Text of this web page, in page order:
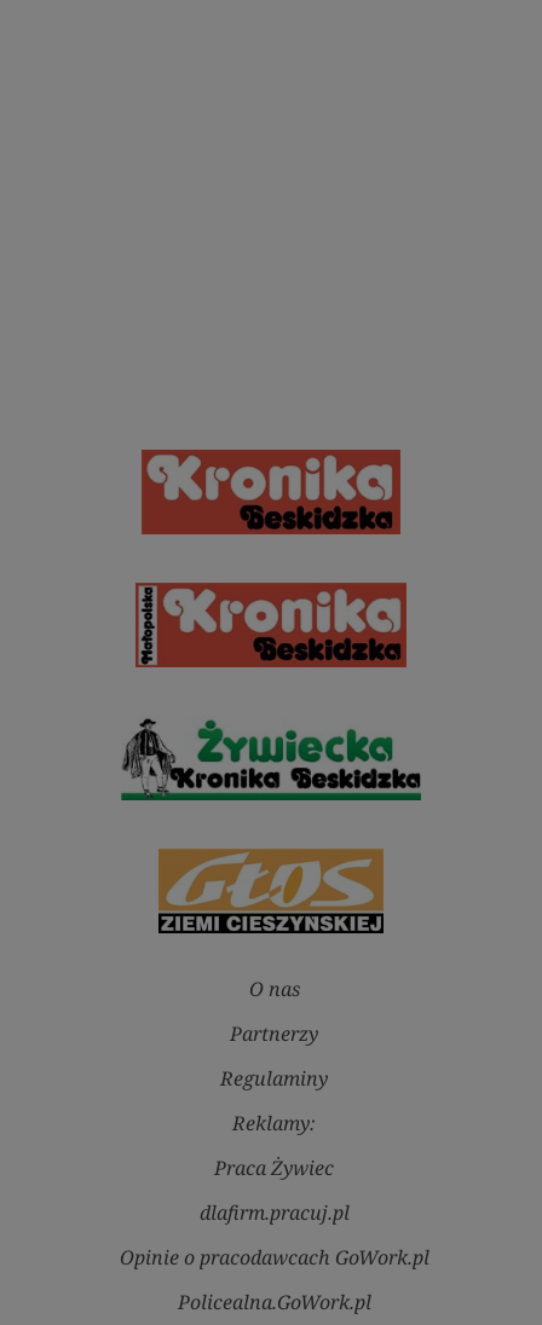
O nas
Partnerzy
Regulaminy
Reklamy:
Praca Żywiec
dlafirm.pracuj.pl
Opinie o pracodawcach GoWork.pl
Policealna.GoWork.pl